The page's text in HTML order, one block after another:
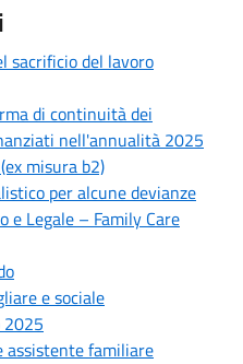
sacrificio del lavoro
di continuità dei
nell'annualità 2025
misura b2)
per alcune devianze
e Legale – Family Care
e sociale
2025
assistente familiare